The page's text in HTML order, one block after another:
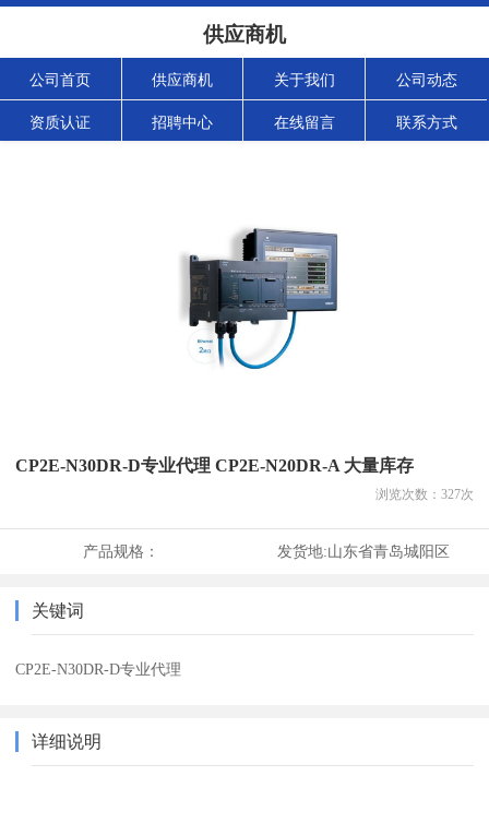
供应商机
公司首页 供应商机 关于我们 公司动态
资质认证 招聘中心 在线留言 联系方式
CP2E-N30DR-D专业代理 CP2E-N20DR-A 大量库存
浏览次数： 327次
产品规格： 发货地:山东省青岛城阳区
关键词
CP2E-N30DR-D专业代理
详细说明